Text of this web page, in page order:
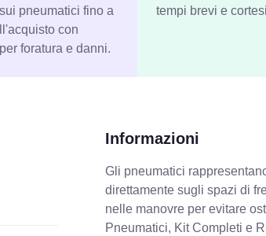
pneumatici fino a
con
foratura e danni.
tempi brevi e
Informazioni
Gli pneumatici
direttamente sugli spazi di
nelle manovre per evitare
Pneumatici, Kit Completi e